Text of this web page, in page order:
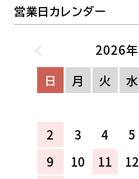
営業日カレンダー
2026年
日 月 火 水
2
3 4 5
9
10 11 12